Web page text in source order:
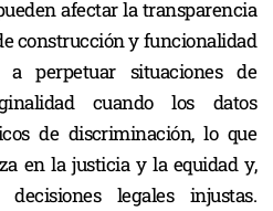
afectar la transparencia
construcción y funcionalidad
perpetuar situaciones de
cuando los datos
de discriminación, lo que
en la justicia y la equidad y,
legales injustas.